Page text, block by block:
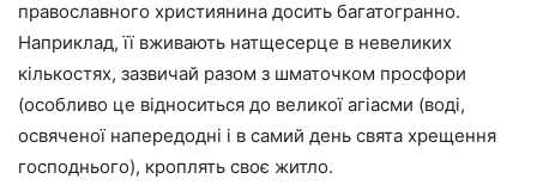
православного християнина досить багатогранно.
Наприклад, її вживають натщесерце в невеликих
кількостях, зазвичай разом з шматочком просфори
(особливо це відноситься до великої агіасми (воді,
освяченої напередодні і в самий день свята хрещення
господнього), кроплять своє житло.